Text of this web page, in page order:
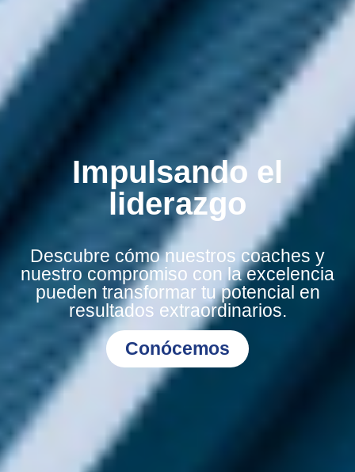
Impulsando el
liderazgo
Descubre cómo nuestros coaches y
nuestro compromiso con la excelencia
pueden transformar tu potencial en
resultados extraordinarios.
Conócemos